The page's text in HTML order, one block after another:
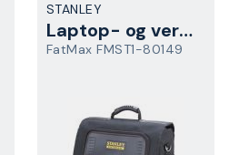
STANLEY
Laptop- og verktøyveske
FatMax FMST1-80149